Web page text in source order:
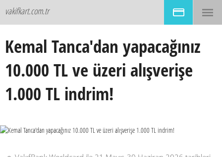
vakifkart.com.tr
Kemal Tanca'dan yapacağınız
10.000 TL ve üzeri alışverişe
1.000 TL indrim!